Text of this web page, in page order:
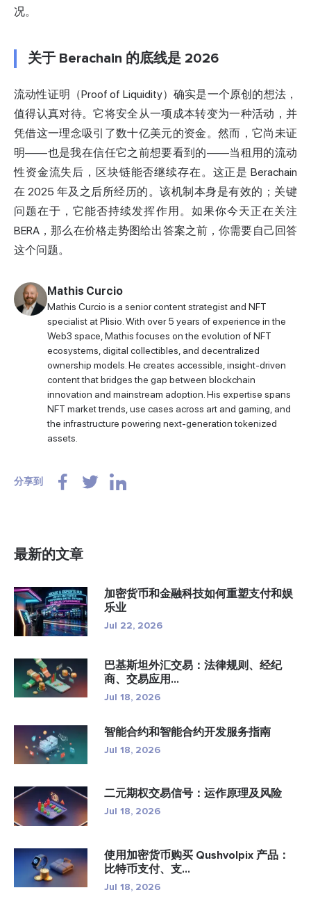
况。
关于 Berachain 的底线是 2026
流动性证明（Proof of Liquidity）确实是一个原创的想法，
值得认真对待。它将安全从一项成本转变为一种活动，并
凭借这一理念吸引了数十亿美元的资金。然而，它尚未证
明——也是我在信任它之前想要看到的——当租用的流动
性资金流失后，区块链能否继续存在。这正是 Berachain
在 2025 年及之后所经历的。该机制本身是有效的；关键
问题在于，它能否持续发挥作用。如果你今天正在关注
BERA，那么在价格走势图给出答案之前，你需要自己回答
这个问题。
Mathis Curcio
Mathis Curcio is a senior content strategist and NFT
specialist at Plisio. With over 5 years of experience in the
Web3 space, Mathis focuses on the evolution of NFT
ecosystems, digital collectibles, and decentralized
ownership models. He creates accessible, insight-driven
content that bridges the gap between blockchain
innovation and mainstream adoption. His expertise spans
NFT market trends, use cases across art and gaming, and
the infrastructure powering next-generation tokenized
assets.
分享到
最新的文章
加密货币和金融科技如何重塑支付和娱
乐业
Jul 22, 2026
巴基斯坦外汇交易：法律规则、经纪
商、交易应用...
Jul 18, 2026
智能合约和智能合约开发服务指南
Jul 18, 2026
二元期权交易信号：运作原理及风险
Jul 18, 2026
使用加密货币购买 Qushvolpix 产品：
比特币支付、支...
Jul 18, 2026